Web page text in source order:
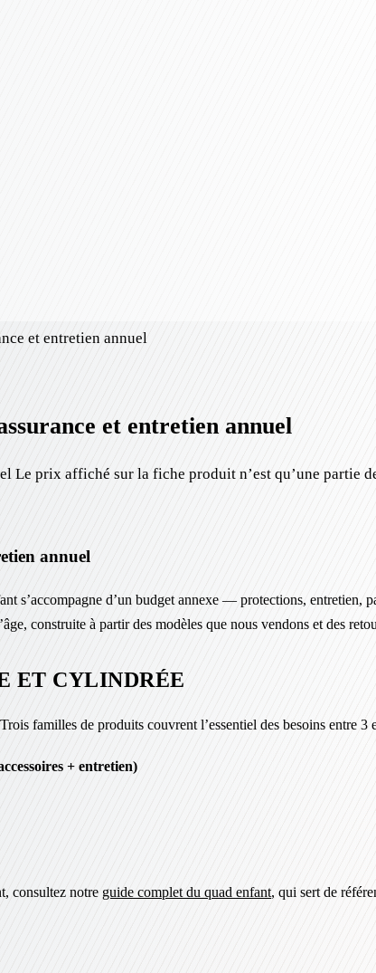
et entretien annuel
et entretien annuel
Le prix affiché sur la fiche produit n’est qu’une partie
annuel
s’accompagne d’un budget annexe — protections, entretien,
construite à partir des modèles que nous vendons et des
ET CYLINDRÉE
familles de produits couvrent l’essentiel des besoins entre 3
+ entretien)
consultez notre guide complet du quad enfant, qui sert de